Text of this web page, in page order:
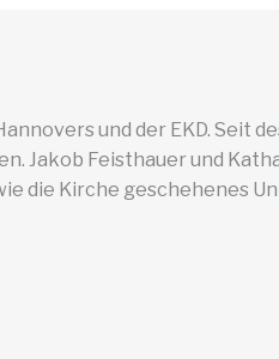
und der EKD. Seit
Jakob Feisthauer und
die Kirche geschehenes